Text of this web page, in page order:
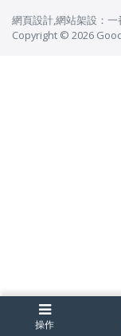
操作
網頁設計,網站架設 ： 一
Copyright © 2026